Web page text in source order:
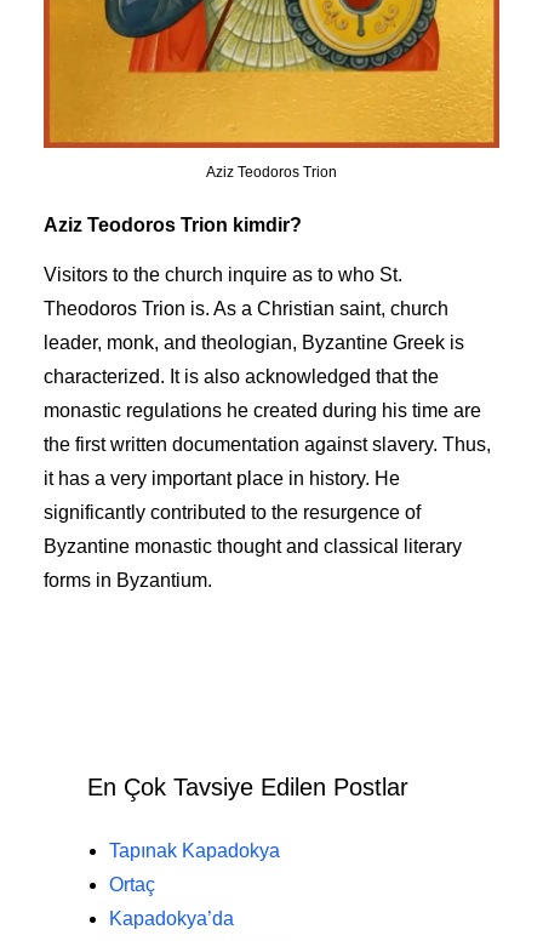
Aziz Teodoros Trion
Aziz Teodoros Trion kimdir?
Visitors to the church inquire as to who St.
Theodoros Trion is. As a Christian saint, church
leader, monk, and theologian, Byzantine Greek is
characterized. It is also acknowledged that the
monastic regulations he created during his time are
the first written documentation against slavery. Thus,
it has a very important place in history. He
significantly contributed to the resurgence of
Byzantine monastic thought and classical literary
forms in Byzantium.
En Çok Tavsiye Edilen Postlar
Tapınak Kapadokya
Ortaç
Kapadokya’da